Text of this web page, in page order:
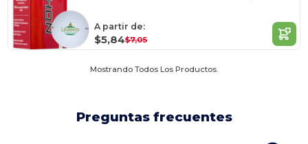
A partir de:
$5,84$7,05
Mostrando Todos Los Productos.
Preguntas frecuentes